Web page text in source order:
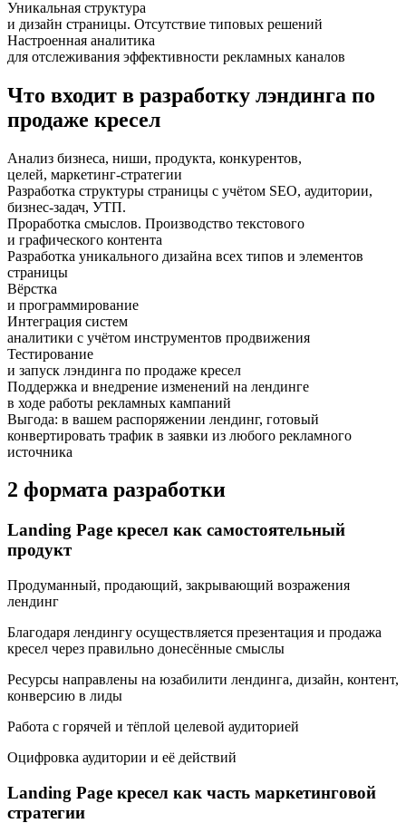
Уникальная структура
и дизайн страницы. Отсутствие типовых решений
Настроенная аналитика
для отслеживания эффективности рекламных каналов
Что входит в разработку лэндинга по
продаже кресел
Анализ бизнеса, ниши, продукта, конкурентов,
целей, маркетинг-стратегии
Разработка структуры страницы с учётом SEO, аудитории,
бизнес-задач, УТП.
Проработка смыслов. Производство текстового
и графического контента
Разработка уникального дизайна всех типов и элементов
страницы
Вёрстка
и программирование
Интеграция систем
аналитики с учётом инструментов продвижения
Тестирование
и запуск лэндинга по продаже кресел
Поддержка и внедрение изменений на лендинге
в ходе работы рекламных кампаний
Выгода: в вашем распоряжении лендинг, готовый
конвертировать трафик в заявки из любого рекламного
источника
2 формата разработки
Landing Page кресел как самостоятельный
продукт
Продуманный, продающий, закрывающий возражения
лендинг
Благодаря лендингу осуществляется презентация и продажа
кресел через правильно донесённые смыслы
Ресурсы направлены на юзабилити лендинга, дизайн, контент,
конверсию в лиды
Работа с горячей и тёплой целевой аудиторией
Оцифровка аудитории и её действий
Landing Page кресел как часть маркетинговой
стратегии